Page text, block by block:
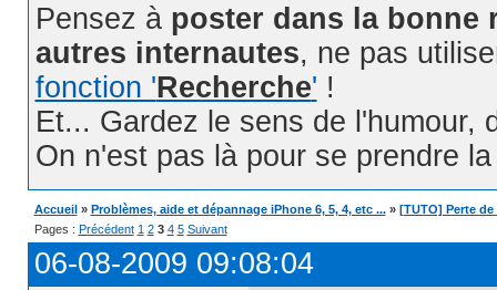
Pensez à poster dans la bonne
autres internautes, ne pas
fonction 'Recherche' !
Et... Gardez le sens de l'humour,
On n'est pas là pour se prendre
Accueil » Problèmes, aide et dépannage iPhone 6, 5, 4, etc ... » [TUTO] Perte
Pages : Précédent 1 2 3 4 5 Suivant
06-08-2009 09:08:04